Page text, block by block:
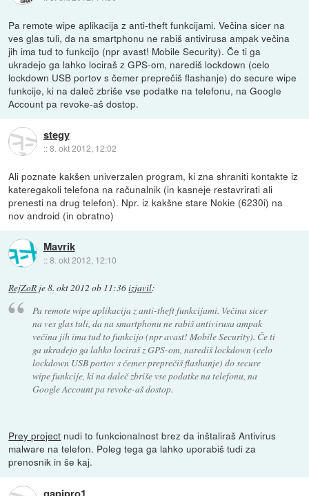
Pa remote wipe aplikacija z anti-theft funkcijami. Večina sicer na
ves glas tuli, da na smartphonu ne rabiš antivirusa ampak večina
jih ima tud to funkcijo (npr avast! Mobile Security). Če ti ga
ukradejo ga lahko lociraš z GPS-om, narediš lockdown (celo
lockdown USB portov s čemer preprečiš flashanje) do secure wipe
funkcije, ki na daleč zbriše vse podatke na telefonu, na Google
Account pa revoke-aš dostop.
stegy
::8. okt 2012, 12:02
Ali poznate kakšen univerzalen program, ki zna shraniti kontakte iz
kateregakoli telefona na računalnik (in kasneje restavrirati ali
prenesti na drug telefon). Npr. iz kakšne stare Nokie (6230i) na
nov android (in obratno)
Mavrik
::8. okt 2012, 12:10
RejZoR je8. okt 2012 ob 11:36izjavil:
Pa remote wipe aplikacija z anti-theft funkcijami. Večina sicer
na ves glas tuli, da na smartphonu ne rabiš antivirusa ampak
večina jih ima tud to funkcijo (npr avast! Mobile Security). Če ti
ga ukradejo ga lahko lociraš z GPS-om, narediš lockdown (celo
lockdown USB portov s čemer preprečiš flashanje) do secure
wipe funkcije, ki na daleč zbriše vse podatke na telefonu, na
Google Account pa revoke-aš dostop.
Prey project nudi to funkcionalnost brez da inštaliraš Antivirus
malware na telefon. Poleg tega ga lahko uporabiš tudi za
prenosnik in še kaj.